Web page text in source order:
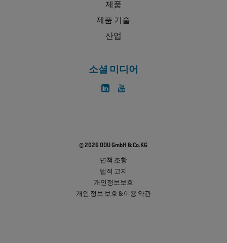
제품
제품 기술
산업
소셜 미디어
© 2026 ODU GmbH & Co.KG
면책 조항
법적 고지
개인정보보호
개인 정보 보호 & 이용 약관